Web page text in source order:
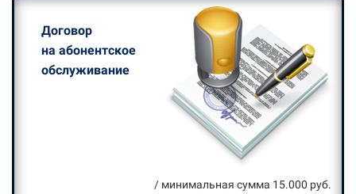
Договор
на абонентское
обслуживание
/ минимальная сумма 15.000 руб.